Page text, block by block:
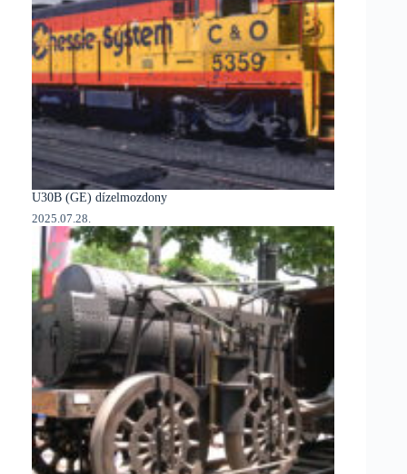
U30B (GE) dízelmozdony
2025.07.28.